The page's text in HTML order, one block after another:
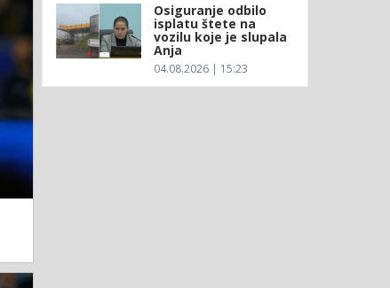
Osiguranje odbilo
isplatu štete na
vozilu koje je slupala
Anja
04.08.2026 | 15:23